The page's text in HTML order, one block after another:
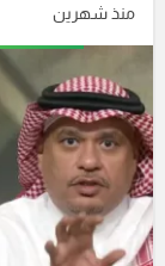
منذ شهرين